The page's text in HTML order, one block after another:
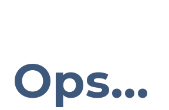
Ops...